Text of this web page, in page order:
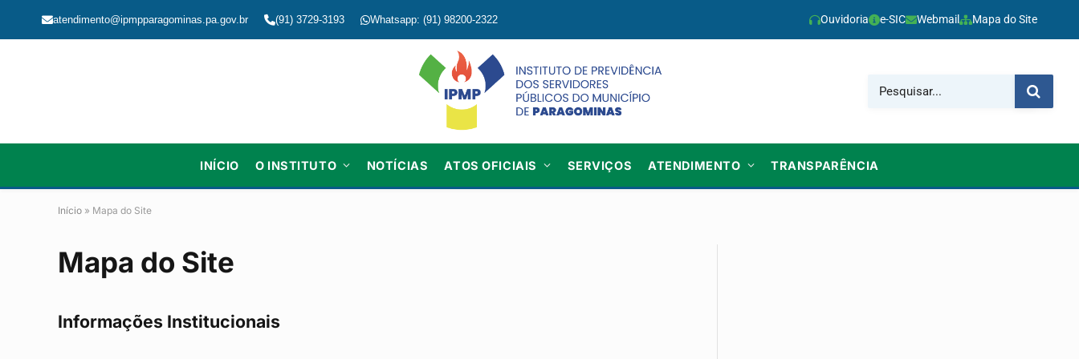
atendimento@ipmpparagominas.pa.gov.br (91) 3729-3193 Whatsapp: (91) 98200-2322 Ouvidoria e-SIC Webmail Mapa do Site
INÍCIO O INSTITUTO NOTÍCIAS ATOS OFICIAIS SERVIÇOS ATENDIMENTO TRANSPARÊNCIA
Início » Mapa do Site
Mapa do Site
Informações Institucionais